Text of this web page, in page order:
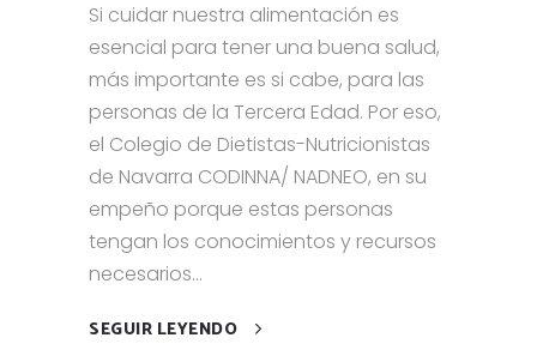
Si cuidar nuestra alimentación es
esencial para tener una buena salud,
más importante es si cabe, para las
personas de la Tercera Edad. Por eso,
el Colegio de Dietistas-Nutricionistas
de Navarra CODINNA/ NADNEO, en su
empeño porque estas personas
tengan los conocimientos y recursos
necesarios...
SEGUIR LEYENDO